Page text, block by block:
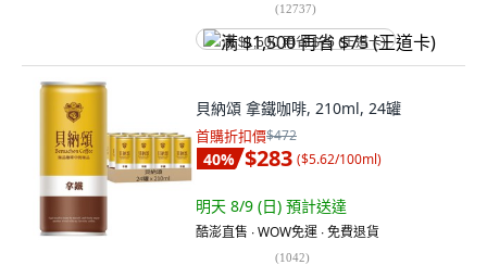
(12737)
满 $1,500 再省 $75 (王道卡)
貝納頌 拿鐵咖啡, 210ml, 24罐
首購折扣價$472
40% $283 ($5.62/100ml)
明天 8/9 (日) 預計送達
酷澎直售 ∙ WOW免運 ∙ 免費退貨
(1042)